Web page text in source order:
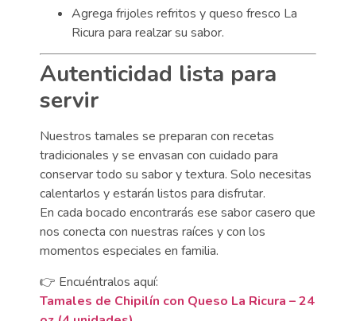
Agrega frijoles refritos y queso fresco La
Ricura para realzar su sabor.
Autenticidad lista para
servir
Nuestros tamales se preparan con recetas
tradicionales y se envasan con cuidado para
conservar todo su sabor y textura. Solo necesitas
calentarlos y estarán listos para disfrutar.
En cada bocado encontrarás ese sabor casero que
nos conecta con nuestras raíces y con los
momentos especiales en familia.
👉 Encuéntralos aquí:
Tamales de Chipilín con Queso La Ricura – 24